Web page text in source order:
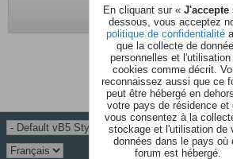
Aucune photo trouvé.
En cliquant sur « J'accepte
dessous, vous acceptez
politique de confidentialité
que la collecte de
personnelles et l'utilisation
cookies comme décrit.
reconnaissez aussi que ce
peut être hébergé en
votre pays de résidence et
vous consentez à la
stockage et l'utilisation de
données dans le pays où
forum est hébergé.